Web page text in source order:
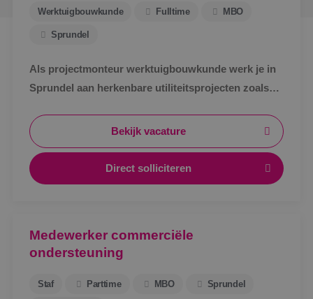
Werktuigbouwkunde Fulltime MBO
Sprundel
Als projectmonteur werktuigbouwkunde werk je in
Sprundel aan herkenbare utiliteitsprojecten zoals
zichtbaar resultaat en korte lijnen.
Bekijk vacature
Direct solliciteren
Medewerker commerciële
ondersteuning
Staf Parttime MBO Sprundel